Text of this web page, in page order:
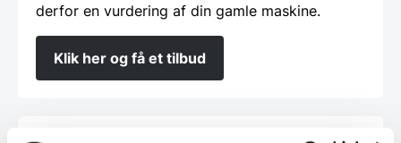
derfor en vurdering af din gamle maskine.
Klik her og få et tilbud